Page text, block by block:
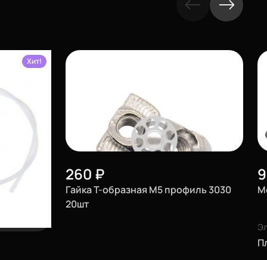
Хит!
260 ₽
Гайка Т-образная М5 профиль 3030
20шт